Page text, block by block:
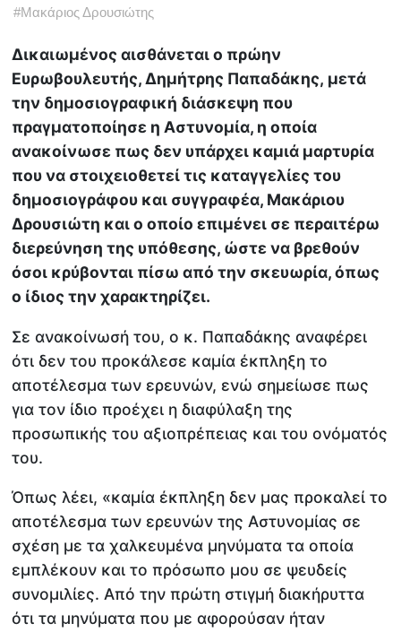
#Μακάριος Δρουσιώτης
Δικαιωμένος αισθάνεται ο πρώην
Ευρωβουλευτής, Δημήτρης Παπαδάκης, μετά
την δημοσιογραφική διάσκεψη που
πραγματοποίησε η Αστυνομία, η οποία
ανακοίνωσε πως δεν υπάρχει καμιά μαρτυρία
που να στοιχειοθετεί τις καταγγελίες του
δημοσιογράφου και συγγραφέα, Μακάριου
Δρουσιώτη και ο οποίο επιμένει σε περαιτέρω
διερεύνηση της υπόθεσης, ώστε να βρεθούν
όσοι κρύβονται πίσω από την σκευωρία, όπως
ο ίδιος την χαρακτηρίζει.
Σε ανακοίνωσή του, ο κ. Παπαδάκης αναφέρει
ότι δεν του προκάλεσε καμία έκπληξη το
αποτέλεσμα των ερευνών, ενώ σημείωσε πως
για τον ίδιο προέχει η διαφύλαξη της
προσωπικής του αξιοπρέπειας και του ονόματός
του.
Όπως λέει, «καμία έκπληξη δεν μας προκαλεί το
αποτέλεσμα των ερευνών της Αστυνομίας σε
σχέση με τα χαλκευμένα μηνύματα τα οποία
εμπλέκουν και το πρόσωπο μου σε ψευδείς
συνομιλίες. Από την πρώτη στιγμή διακήρυττα
ότι τα μηνύματα που με αφορούσαν ήταν